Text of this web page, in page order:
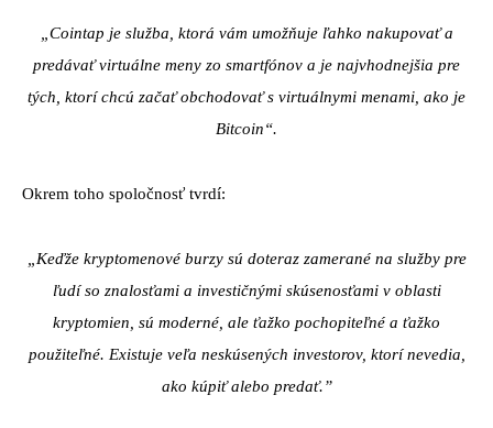
„Cointap je služba, ktorá vám umožňuje ľahko nakupovať a
predávať virtuálne meny zo smartfónov a je najvhodnejšia pre
tých, ktorí chcú začať obchodovať s virtuálnymi menami, ako je
Bitcoin“.
Okrem toho spoločnosť tvrdí:
„Keďže kryptomenové burzy sú doteraz zamerané na služby pre
ľudí so znalosťami a investičnými skúsenosťami v oblasti
kryptomien, sú moderné, ale ťažko pochopiteľné a ťažko
použiteľné. Existuje veľa neskúsených investorov, ktorí nevedia,
ako kúpiť alebo predať.”